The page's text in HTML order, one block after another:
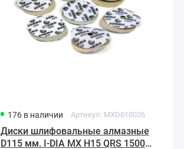
176 в наличии Артикул: MXD010026
Диски шлифовальные алмазные
D115 мм. I-DIA MX H15 QRS 1500